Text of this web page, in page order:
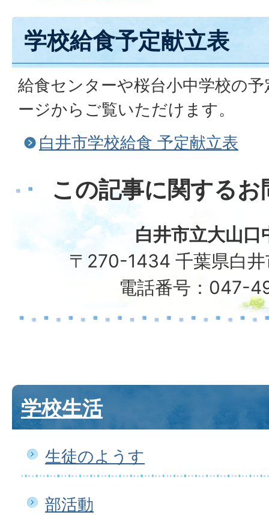
学校給食予定献立表
給食センターや桜台小中学校の
ージからご覧いただけます。
白井市学校給食 予定献立表
この記事に関する
白井市立大山口
〒270-1434 千葉県白
電話番号：047-
学校生活
生徒のようす
部活動